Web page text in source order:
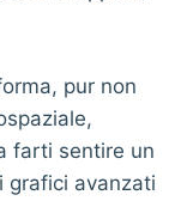
pur non
farti sentire un
grafici avanzati